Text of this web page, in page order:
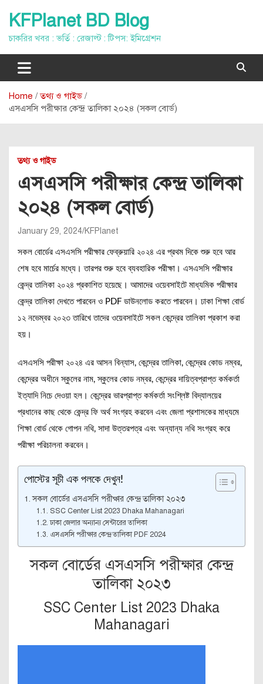
content
KFPlanet BD Blog
চাকরির খবর : ভর্তি : রেজাল্ট : টিপস: ইমিগ্রেশন
Home
তথ্য ও গাইড
এসএসসি পরীক্ষার কেন্দ্র তালিকা ২০২৪ (সকল বোর্ড)
তথ্য ও গাইড
এসএসসি পরীক্ষার কেন্দ্র তালিকা
২০২৪ (সকল বোর্ড)
January 29, 2024 KFPlanet
সকল বোর্ডের এসএসসি পরীক্ষার ফেব্রুয়ারি ২০২৪ এর প্রথম দিকে শুরু হবে আর
শেষ হবে মার্চের মধ্যে। তারপর শুরু হবে ব্যবহারিক পরীক্ষা। এসএসসি পরীক্ষার
কেন্দ্র তালিকা ২০২৪ প্রকাশিত হয়েছে। আমাদের ওয়েবসাইটে মাধ্যমিক পরীক্ষার
কেন্দ্র তালিকা দেখতে পারবেন ও PDF ডাউনলোড করতে পারবেন। ঢাকা শিক্ষা বোর্ড
১২ নভেম্বর ২০২৩ তারিখে তাদের ওয়েবসাইটে সকল কেন্দ্রের তালিকা প্রকাশ করা
হয়।
এসএসসি পরীক্ষা ২০২৪ এর আসন বিন্যাস, কেন্দ্রের তালিকা, কেন্দ্রের কোড নম্বর,
কেন্দ্রের অধীনে স্কুলের নাম, স্কুলের কোড নম্বর, কেন্দ্রের দায়িত্বপ্রাপ্ত কর্মকর্তা
ইত্যাদি নিচে দেওয়া হল। কেন্দ্রের ভারপ্রাপ্ত কর্মকর্তা সংশ্লিষ্ট বিদ্যালয়ের
প্রধানের কাছ থেকে কেন্দ্র ফি অর্থ সংগ্রহ করবেন এবং জেলা প্রশাসকের মাধ্যমে
শিক্ষা বোর্ড থেকে গোপন নথি, সাদা উত্তরপত্র এবং অন্যান্য নথি সংগ্রহ করে
পরীক্ষা পরিচালনা করবেন।
পোস্টের সূচী এক পলকে দেখুন!
সকল বোর্ডের এসএসসি পরীক্ষার কেন্দ্র তালিকা ২০২৩
SSC Center List 2023 Dhaka Mahanagari
ঢাকা জেলার অন্যান্য সেন্টারের তালিকা
এসএসসি পরীক্ষার কেন্দ্র তালিকা PDF 2024
সকল বোর্ডের এসএসসি পরীক্ষার কেন্দ্র
তালিকা ২০২৩
SSC Center List 2023 Dhaka
Mahanagari